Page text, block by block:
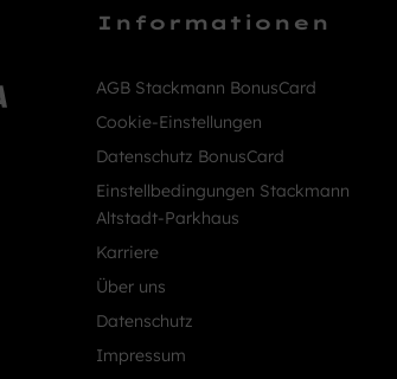
Informationen
AGB Stackmann BonusCard
Cookie-Einstellungen
Datenschutz BonusCard
Einstellbedingungen Stackmann
Altstadt-Parkhaus
Karriere
Über uns
Datenschutz
Impressum